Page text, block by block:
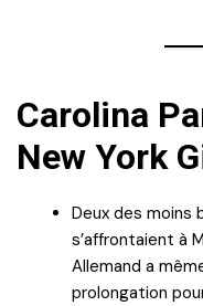
Carolina
New York
Deux des moins
s’affrontaient à
Allemand a
prolongation